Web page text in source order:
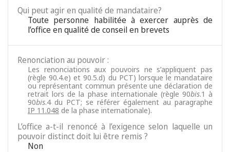
Qui peut agir en qualité de mandataire?
Toute personne habilitée à exercer auprès de
l’office en qualité de conseil en brevets
Renonciation au pouvoir :
Les renonciations aux pouvoirs ne s’appliquent pas
(règle 90.4.e) et 90.5.d) du PCT) lorsque le mandataire
ou représentant commun présente une déclaration de
retrait lors de la phase internationale (règle 90bis.1 à
90bis.4 du PCT; se référer également au paragraphe
IP 11.048 de la phase internationale).
L’office a-t-il renoncé à l’exigence selon laquelle un
pouvoir distinct doit lui être remis ?
Non